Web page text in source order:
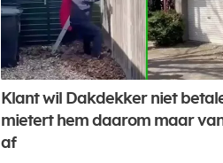
Klant wil Dakdekker niet
mietert hem daarom maar
af